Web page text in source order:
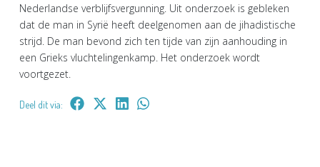
Nederlandse verblijfsvergunning. Uit onderzoek is gebleken
dat de man in Syrië heeft deelgenomen aan de jihadistische
strijd. De man bevond zich ten tijde van zijn aanhouding in
een Grieks vluchtelingenkamp. Het onderzoek wordt
voortgezet.
Deel dit via: